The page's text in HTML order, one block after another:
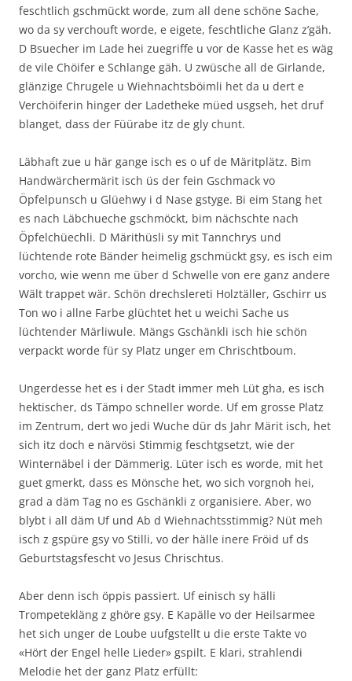
feschtlich gschmückt worde, zum all dene schöne Sache,
wo da sy verchouft worde, e eigete, feschtliche Glanz z’gäh.
D Bsuecher im Lade hei zuegriffe u vor de Kasse het es wäg
de vile Chöifer e Schlange gäh. U zwüsche all de Girlande,
glänzige Chrugele u Wiehnachtsböimli het da u dert e
Verchöiferin hinger der Ladetheke müed usgseh, het druf
blanget, dass der Füürabe itz de gly chunt.
Läbhaft zue u här gange isch es o uf de Märitplätz. Bim
Handwärchermärit isch üs der fein Gschmack vo
Öpfelpunsch u Glüehwy i d Nase gstyge. Bi eim Stang het
es nach Läbchueche gschmöckt, bim nächschte nach
Öpfelchüechli. D Märithüsli sy mit Tannchrys und
lüchtende rote Bänder heimelig gschmückt gsy, es isch eim
vorcho, wie wenn me über d Schwelle von ere ganz andere
Wält trappet wär. Schön drechslereti Holztäller, Gschirr us
Ton wo i allne Farbe glüchtet het u weichi Sache us
lüchtender Märliwule. Mängs Gschänkli isch hie schön
verpackt worde für sy Platz unger em Chrischtboum.
Ungerdesse het es i der Stadt immer meh Lüt gha, es isch
hektischer, ds Tämpo schneller worde. Uf em grosse Platz
im Zentrum, dert wo jedi Wuche dür ds Jahr Märit isch, het
sich itz doch e närvösi Stimmig feschtgsetzt, wie der
Winternäbel i der Dämmerig. Lüter isch es worde, mit het
guet gmerkt, dass es Mönsche het, wo sich vorgnoh hei,
grad a däm Tag no es Gschänkli z organisiere. Aber, wo
blybt i all däm Uf und Ab d Wiehnachtsstimmig? Nüt meh
isch z gspüre gsy vo Stilli, vo der hälle inere Fröid uf ds
Geburtstagsfescht vo Jesus Chrischtus.
Aber denn isch öppis passiert. Uf einisch sy hälli
Trompetekläng z ghöre gsy. E Kapälle vo der Heilsarmee
het sich unger de Loube uufgstellt u die erste Takte vo
«Hört der Engel helle Lieder» gspilt. E klari, strahlendi
Melodie het der ganz Platz erfüllt: